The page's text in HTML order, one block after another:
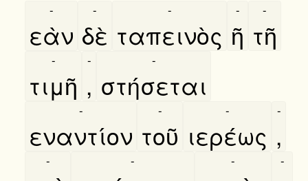
εὰν
-
δὲ
-
ταπεινὸς
-
ῆ
-
τῆ
-
τιμῆ
-
,
-
στήσεται
-
εναντίον
-
τοῦ
-
ιερέως
-
,
-
- - - -